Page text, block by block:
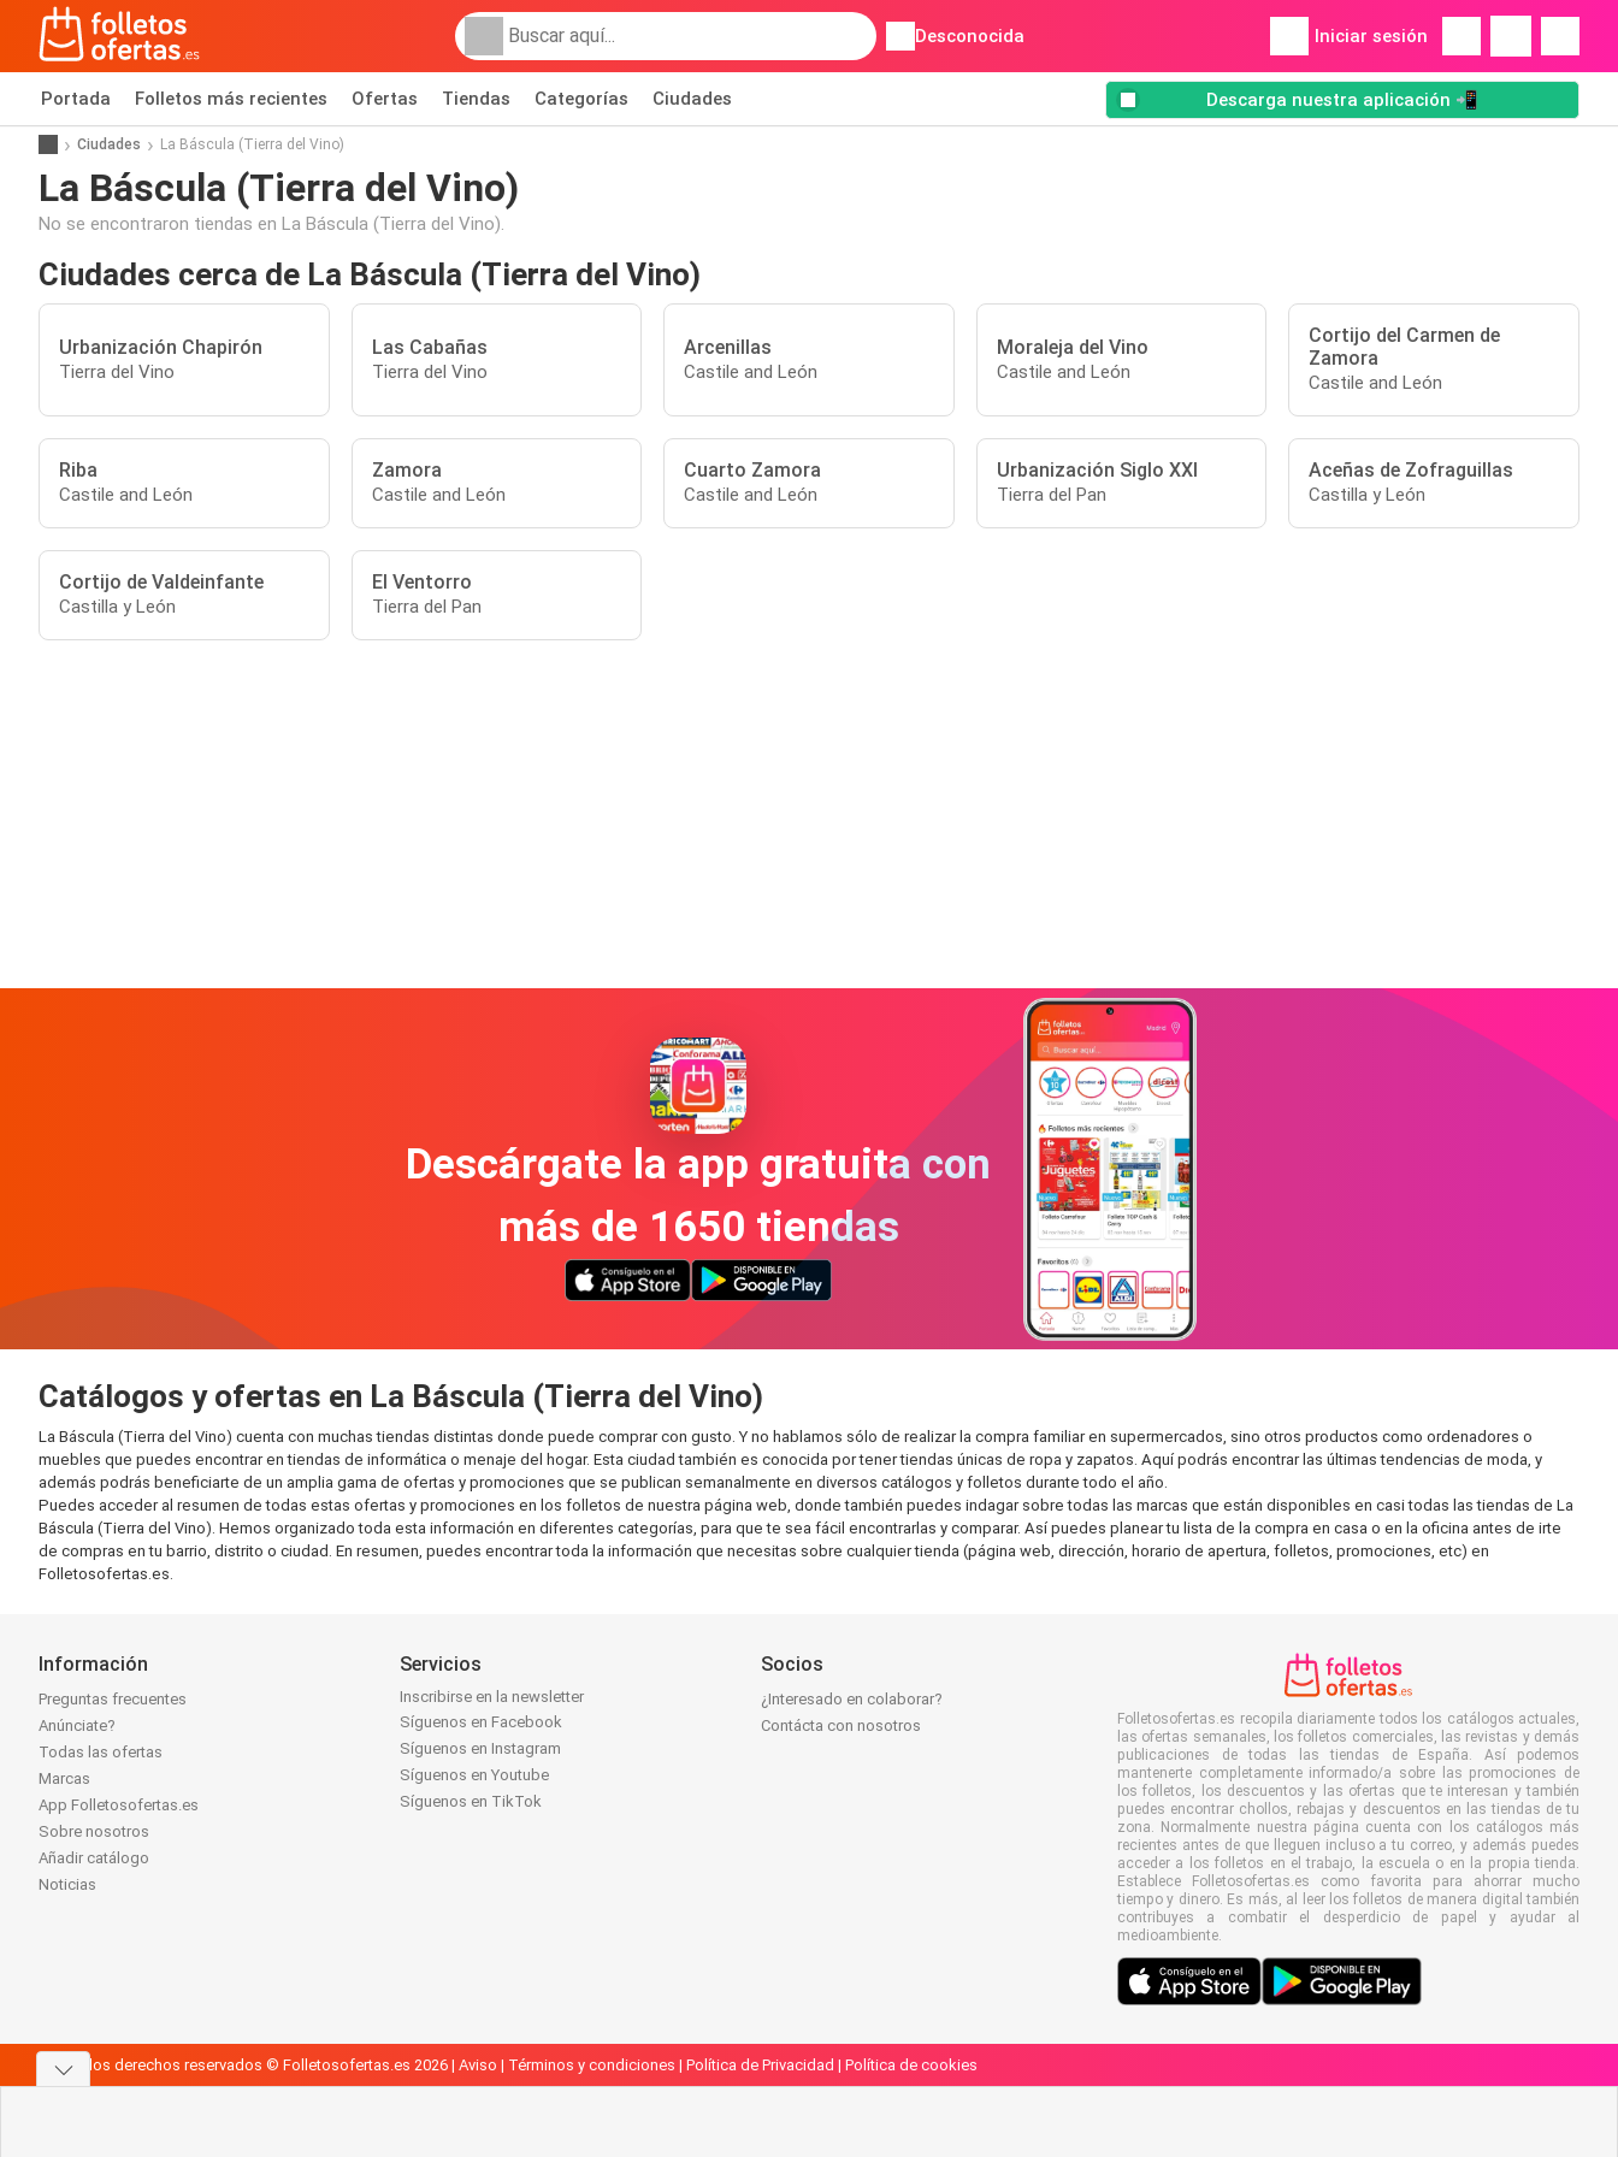
Desconocida Iniciar sesión
Portada Folletos más recientes Ofertas Tiendas Categorías Ciudades Descarga nuestra aplicación 📲
Ciudades La Báscula (Tierra del Vino)
La Báscula (Tierra del Vino)
No se encontraron tiendas en La Báscula (Tierra del Vino).
Ciudades cerca de La Báscula (Tierra del Vino)
Urbanización Chapirón
Tierra del Vino
Las Cabañas
Tierra del Vino
Arcenillas
Castile and León
Moraleja del Vino
Castile and León
Cortijo del Carmen de
Zamora
Castile and León
Riba
Castile and León
Zamora
Castile and León
Cuarto Zamora
Castile and León
Urbanización Siglo XXI
Tierra del Pan
Aceñas de Zofraguillas
Castilla y León
Cortijo de Valdeinfante
Castilla y León
El Ventorro
Tierra del Pan
Descárgate la app gratuita con
más de 1650 tiendas
Catálogos y ofertas en La Báscula (Tierra del Vino)
La Báscula (Tierra del Vino) cuenta con muchas tiendas distintas donde puede comprar con gusto. Y no hablamos sólo de realizar la compra familiar en supermercados, sino otros productos como ordenadores o
muebles que puedes encontrar en tiendas de informática o menaje del hogar. Esta ciudad también es conocida por tener tiendas únicas de ropa y zapatos. Aquí podrás encontrar las últimas tendencias de moda, y
además podrás beneficiarte de un amplia gama de ofertas y promociones que se publican semanalmente en diversos catálogos y folletos durante todo el año.
Puedes acceder al resumen de todas estas ofertas y promociones en los folletos de nuestra página web, donde también puedes indagar sobre todas las marcas que están disponibles en casi todas las tiendas de La
Báscula (Tierra del Vino). Hemos organizado toda esta información en diferentes categorías, para que te sea fácil encontrarlas y comparar. Así puedes planear tu lista de la compra en casa o en la oficina antes de irte
de compras en tu barrio, distrito o ciudad. En resumen, puedes encontrar toda la información que necesitas sobre cualquier tienda (página web, dirección, horario de apertura, folletos, promociones, etc) en
Folletosofertas.es.
Información
Preguntas frecuentes
Anúnciate?
Todas las ofertas
Marcas
App Folletosofertas.es
Sobre nosotros
Añadir catálogo
Noticias
Servicios
Inscribirse en la newsletter
Síguenos en Facebook
Síguenos en Instagram
Síguenos en Youtube
Síguenos en TikTok
Socios
¿Interesado en colaborar?
Contácta con nosotros
Folletosofertas.es recopila diariamente todos los catálogos actuales,
las ofertas semanales, los folletos comerciales, las revistas y demás
publicaciones de todas las tiendas de España. Así podemos
mantenerte completamente informado/a sobre las promociones de
los folletos, los descuentos y las ofertas que te interesan y también
puedes encontrar chollos, rebajas y descuentos en las tiendas de tu
zona. Normalmente nuestra página cuenta con los catálogos más
recientes antes de que lleguen incluso a tu correo, y además puedes
acceder a los folletos en el trabajo, la escuela o en la propia tienda.
Establece Folletosofertas.es como favorita para ahorrar mucho
tiempo y dinero. Es más, al leer los folletos de manera digital también
contribuyes a combatir el desperdicio de papel y ayudar al
medioambiente.
Todos los derechos reservados © Folletosofertas.es 2026 | Aviso | Términos y condiciones | Política de Privacidad | Política de cookies